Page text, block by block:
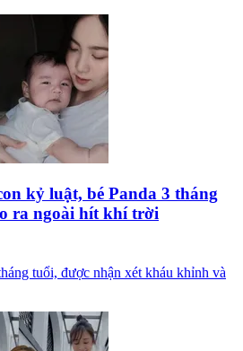
kỷ luật, bé Panda 3 tháng
ra ngoài hít khí trời
tuổi, được nhận xét kháu khỉnh và